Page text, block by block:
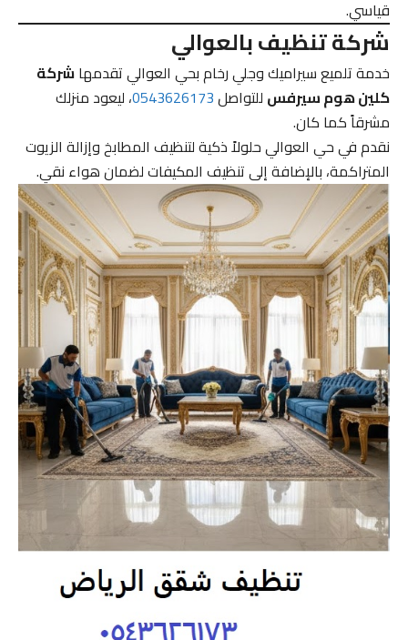
قياسي.
شركة تنظيف بالعوالي
خدمة تلميع سيراميك وجلي رخام بحي العوالي تقدمهاشركة
كلين هوم سيرفسللتواصل0543626173، ليعود منزلك
مشرقاً كما كان.
نقدم في حي العوالي حلولاً ذكية لتنظيف المطابخ وإزالة الزيوت
المتراكمة، بالإضافة إلى تنظيف المكيفات لضمان هواء نقي.